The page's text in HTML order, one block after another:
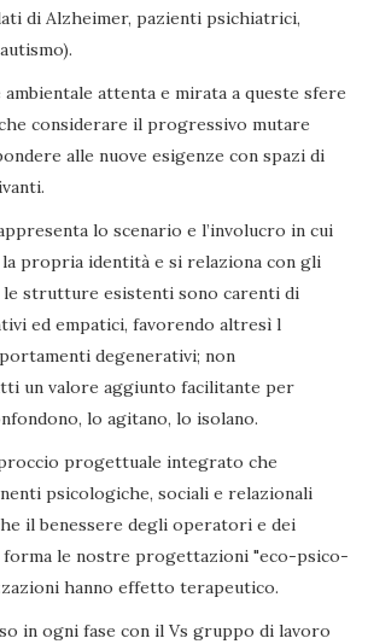
di Alzheimer, pazienti psichiatrici,
attenta e mirata a queste sfere
considerare il progressivo mutare
alle nuove esigenze con spazi di
lo scenario e l’involucro in cui
la propria identità e si relaziona con gli
strutture esistenti sono carenti di
ed empatici, favorendo altresì l
degenerativi; non
un valore aggiunto facilitante per
lo agitano, lo isolano.
progettuale integrato che
psicologiche, sociali e relazionali
il benessere degli operatori e dei
le nostre progettazioni "eco-psico-
hanno effetto terapeutico.
in ogni fase con il Vs gruppo di lavoro